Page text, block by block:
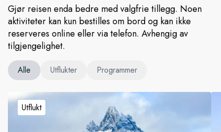
Gjør reisen enda bedre med valgfrie tillegg. Noen
aktiviteter kan kun bestilles om bord og kan ikke
reserveres online eller via telefon. Avhengig av
tilgjengelighet.
Alle Utflukter Programmer
Utflukt